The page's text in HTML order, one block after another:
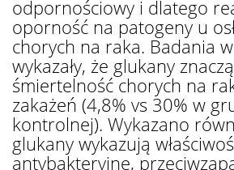
odpornościowy i dlatego
oporność na patogeny u
chorych na raka. Badania
wykazały, że glukany
śmiertelność chorych na
zakażeń (4,8% vs 30% w
kontrolnej). Wykazano
glukany wykazują
antybakteryjne,